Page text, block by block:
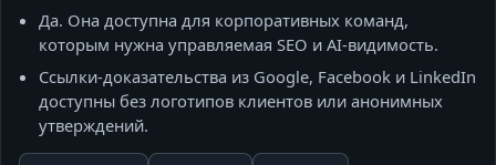
Да. Она доступна для корпоративных команд,
которым нужна управляемая SEO и AI‑видимость.
Ссылки‑доказательства из Google, Facebook и LinkedIn
доступны без логотипов клиентов или анонимных
утверждений.